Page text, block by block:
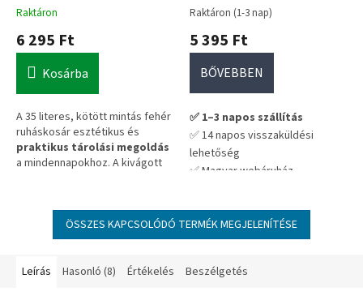
Raktáron
6 295 Ft
Kosárba
A 35 literes, kötött mintás fehér
ruháskosár esztétikus és
praktikus tárolási megoldás
a mindennapokhoz. A kivágott
egyszerűen rendszerezheted
vele a textíliákat.
Raktáron (1-3 nap)
5 395 Ft
BŐVEBBEN
✅ 1–3 napos szállítás
✅ 14 napos visszaküldési
lehetőség
✅ Magyar webáruház –
a szállítási költség arányosan
kedvezőbb.
ÖSSZES KAPCSOLÓDÓ TERMÉK MEGJELENÍTÉSE
Leírás Hasonló (8) Értékelés Beszélgetés